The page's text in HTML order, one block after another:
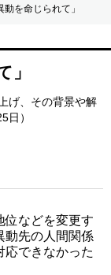
を命じられて」
」
げ、その背景や解
日）
などを変更す
動先の人間関係
応できなかった